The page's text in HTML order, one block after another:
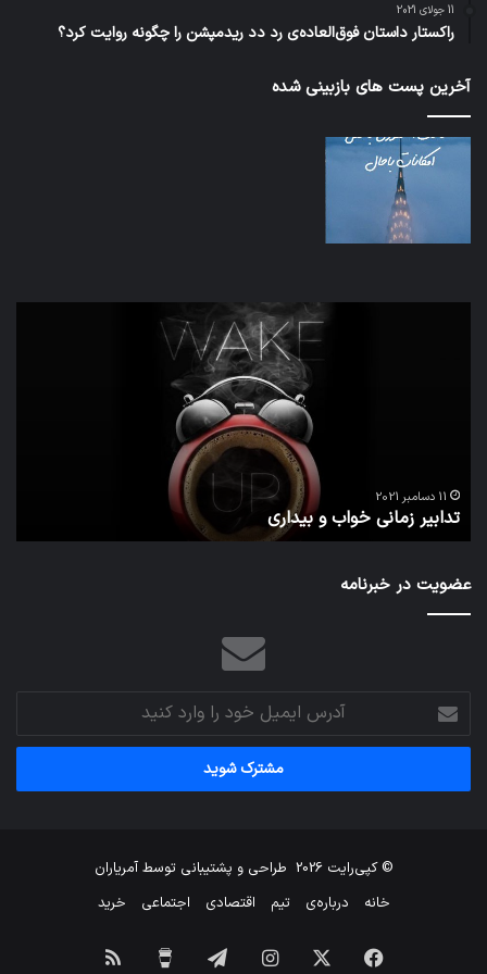
11 جولای 2021
راکستار داستان فوق‌العاده‌ی رد دد ریدمپشن را چگونه روایت کرد؟
آخرین پست های بازبینی شده
11 دسامبر 2021
تدابیر زمانی خواب و بیداری
عضویت در خبرنامه
آدرس
ایمیل
خود
وارد
© کپی‌رایت 2026 طراحی و پشتیبانی توسطآمریاران
خانه
درباره‌ی تیم اقتصادی اجتماعی خرید
فیس اینستاگرامتلگرام خوراک